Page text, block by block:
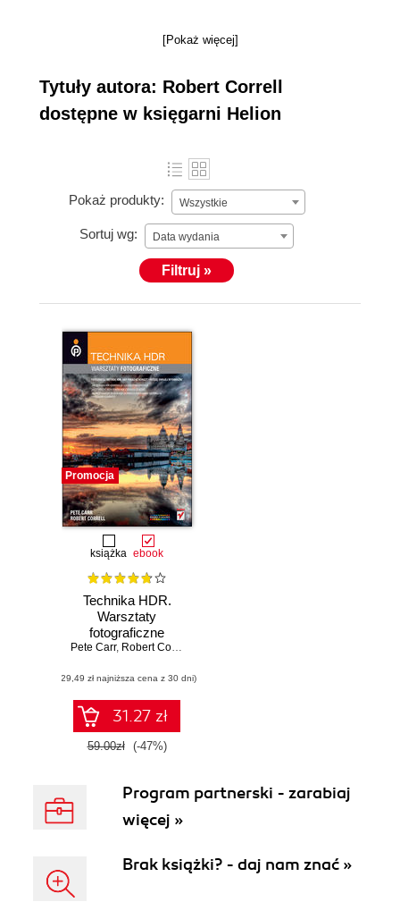
[Pokaż więcej]
Tytuły autora: Robert Correll
dostępne w księgarni Helion
Pokaż produkty: Wszystkie
Sortuj wg: Data wydania
Filtruj »
Promocja
książka ebook
Technika HDR.
Warsztaty
fotograficzne
Pete Carr, Robert Correll
(29,49 zł najniższa cena z 30 dni)
31.27 zł
59.00zł (-47%)
Program partnerski - zarabiaj
więcej »
Brak książki? - daj nam znać »